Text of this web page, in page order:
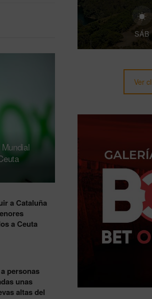
a Cataluña
a Ceuta
personas
unas
altas del
SÁB
Ver